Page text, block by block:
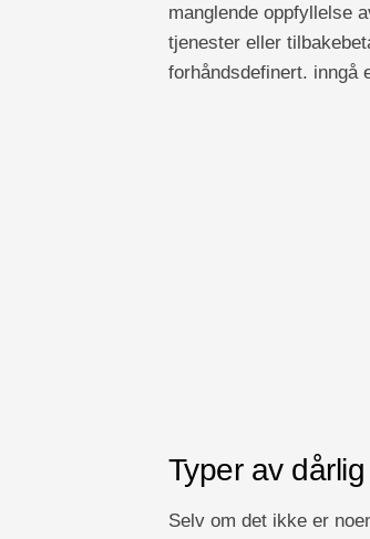
manglende oppfyllelse
tjenester eller
forhåndsdefinert. inngå
Typer av
Selv om det ikke er